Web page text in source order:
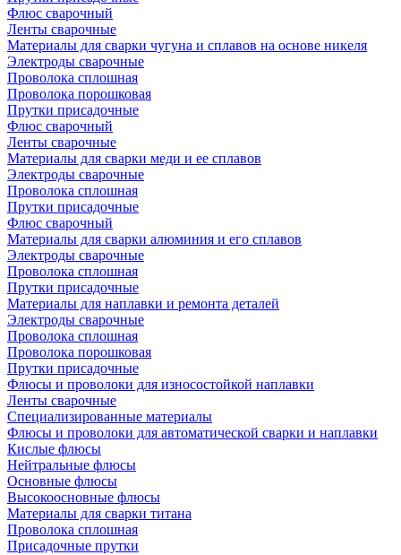
Флюс сварочный
Ленты сварочные
Материалы для сварки чугуна и сплавов на основе никеля
Электроды сварочные
Проволока сплошная
Проволока порошковая
Прутки присадочные
Флюс сварочный
Ленты сварочные
Материалы для сварки меди и ее сплавов
Электроды сварочные
Проволока сплошная
Прутки присадочные
Флюс сварочный
Материалы для сварки алюминия и его сплавов
Электроды сварочные
Проволока сплошная
Прутки присадочные
Материалы для наплавки и ремонта деталей
Электроды сварочные
Проволока сплошная
Проволока порошковая
Прутки присадочные
Флюсы и проволоки для износостойкой наплавки
Ленты сварочные
Специализированные материалы
Флюсы и проволоки для автоматической сварки и наплавки
Кислые флюсы
Нейтральные флюсы
Основные флюсы
Высокоосновные флюсы
Материалы для сварки титана
Проволока сплошная
Присадочные прутки